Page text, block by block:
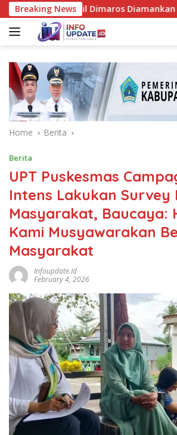
Skip
to
content
Breaking News
Mobil Dimaros Diamankan Polisi.
Home Berita
Berita
UPT Puskesmas
Intens Lakukan Survey
Masyarakat, Baucaya:
Kami Musyawarakan
Masyarakat
Infoupdate.id
February 4, 2026